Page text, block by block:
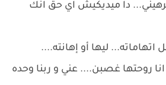
دا ميديكيش اي حق انك
ليها أو إهانته....
روحتها غصبن.... عني و ربنا وحده